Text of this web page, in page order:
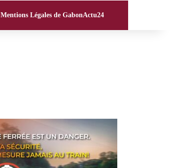
Mentions Légales de GabonActu24